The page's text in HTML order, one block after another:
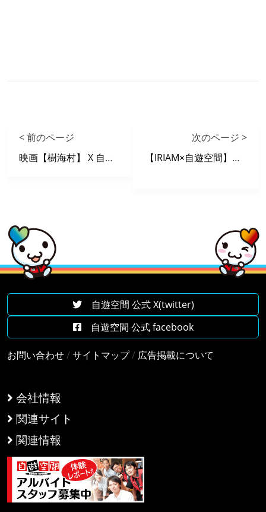
< 前のページ
映画【樹海村】 X 自遊空間 タイアップキャンペーン
次のページ >
【IRIAM×自遊空間】自遊空間池袋西口ROSA店ジャックイベント第２弾
会社情報
関連サイト
関連情報
自遊空間 公式 X(twitter)
自遊空間 公式 facebook
お問い合わせ/サイトマップ/ 広告掲載について